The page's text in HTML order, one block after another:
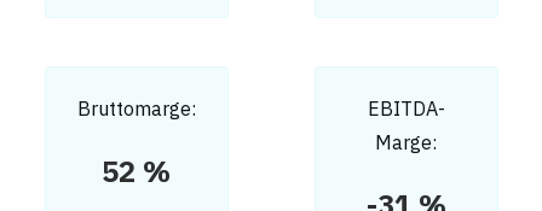
Bruttomarge:
52 %
EBITDA-
Marge: